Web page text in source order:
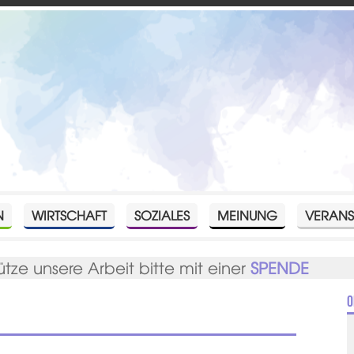
WIRTSCHAFT SOZIALES MEINUNG
unsere Arbeit bitte mit einerSPENDE